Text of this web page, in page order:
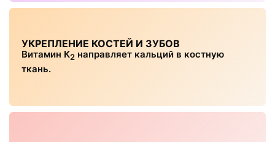
УКРЕПЛЕНИЕ КОСТЕЙ И ЗУБОВ
Витамин К2 направляет кальций в костную
ткань.